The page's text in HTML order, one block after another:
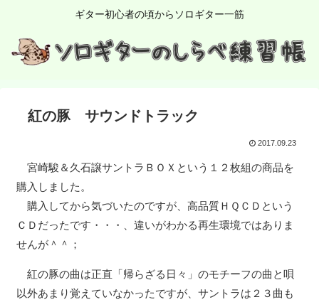
ギター初心者の頃からソロギター一筋
紅の豚 サウンドトラック
2017.09.23
宮崎駿＆久石譲サントラＢＯＸという１２枚組の商品を
購入しました。
購入してから気づいたのですが、高品質ＨＱＣＤという
ＣＤだったです・・・、違いがわかる再生環境ではありま
せんが＾＾；
紅の豚の曲は正直「帰らざる日々」のモチーフの曲と唄
以外あまり覚えていなかったですが、サントラは２３曲も